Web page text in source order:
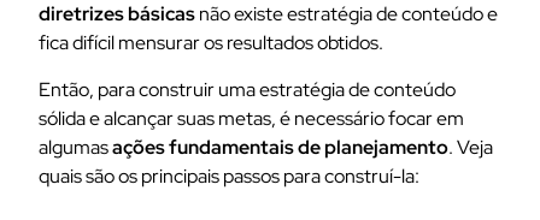
diretrizes básicasnão existe estratégia de conteúdo e
fica difícil mensurar os resultados obtidos.
Então, para construir uma estratégia de conteúdo
sólida e alcançar suas metas, é necessário focar em
algumasações fundamentais de planejamento. Veja
quais são os principais passos para construí-la: